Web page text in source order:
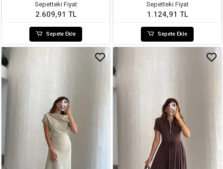
Sepetteki Fiyat
2.609,91 TL
Sepete Ekle
Sepetteki Fiyat
1.124,91 TL
Sepete Ekle